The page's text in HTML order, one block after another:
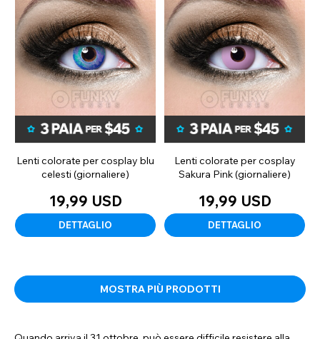
Lenti colorate per cosplay blu
celesti (giornaliere)
19,99 USD
DETTAGLIO
Lenti colorate per cosplay
Sakura Pink (giornaliere)
19,99 USD
DETTAGLIO
MOSTRA PIÙ PRODOTTI